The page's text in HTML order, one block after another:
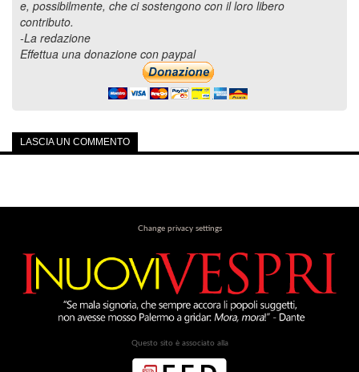
e, possibilmente, che ci sostengono con il loro libero
contributo.
-La redazione
Effettua una donazione con paypal
LASCIA UN COMMENTO
Change privacy settings
Questo sito è associato alla